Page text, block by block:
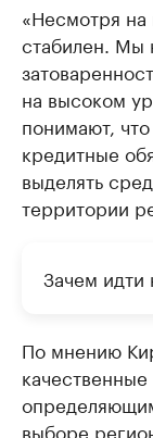
«Несмотря
стабилен. Мы
на высоком
понимают,
кредитные
выделять
территории
Зачем идти
По мнению
выборе